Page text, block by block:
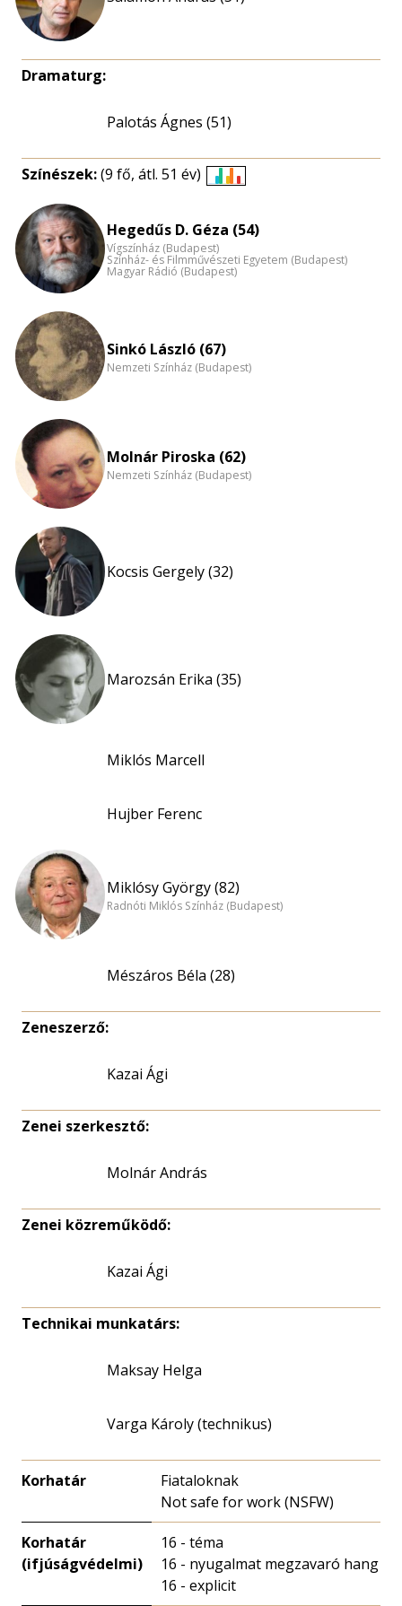
Dramaturg:
Palotás Ágnes (51)
Színészek:(9 fő, átl. 51 év)
Életkori
nagyítása
Hegedűs D. Géza (54)
Vígszínház (Budapest)
Színház- és Filmművészeti Egyetem (Budapest)
Magyar Rádió (Budapest)
Sinkó László (67)
Nemzeti Színház (Budapest)
Molnár Piroska (62)
Nemzeti Színház (Budapest)
Kocsis Gergely (32)
Marozsán Erika (35)
Miklós Marcell
Hujber Ferenc
Miklósy György (82)
Radnóti Miklós Színház (Budapest)
Mészáros Béla (28)
Zeneszerző:
Kazai Ági
Zenei szerkesztő:
Molnár András
Zenei közreműködő:
Kazai Ági
Technikai munkatárs:
Maksay Helga
Varga Károly (technikus)
Korhatár
Fiataloknak
Not safe for work (NSFW)
Korhatár
(ifjúságvédelmi)
16 - téma
16 - nyugalmat megzavaró hang
16 - explicit